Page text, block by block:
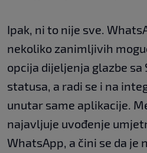
Ipak, ni to nije sve.
nekoliko zanimljivih
opcija dijeljenja glazbe
statusa, a radi se i na
unutar same aplikacije.
najavljuje uvođenje
WhatsApp, a čini se da je